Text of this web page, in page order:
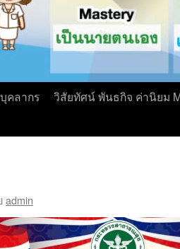
บุคลากร
วิสัยทัศน์ พันธกิจ ค่านิยม
admin